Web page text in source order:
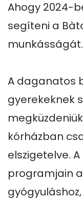
Ahogy 2024-
segíteni a
A daganatos
gyerekeknek
kórházban
elszigetelve.
programjain